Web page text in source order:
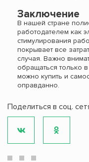
Заключение
В нашей стране
работодателем как
стимулирования
покрывает все
случая. Важно
обращаться только
можно купить и
оправданно.
Поделиться в соц.